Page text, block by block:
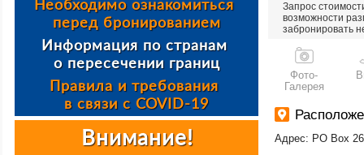
Запрос
возможности
забронировать
Фото-
Галерея
Адрес: PO Box